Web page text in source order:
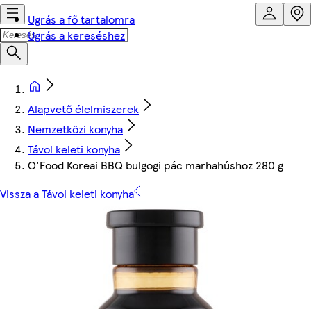
Ugrás a fő tartalomra
Ugrás a kereséshez
Alapvető élelmiszerek
Nemzetközi konyha
Távol keleti konyha
O'Food Koreai BBQ bulgogi pác marhahúshoz 280 g
Vissza a Távol keleti konyha